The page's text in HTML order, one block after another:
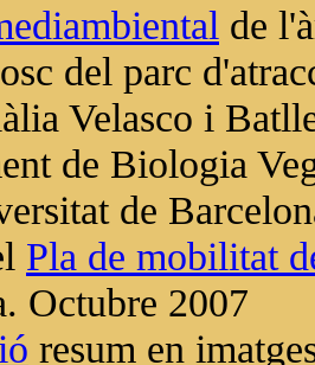
de
del parc
Velasco i
de Biologia
de
Pla de mobilitat
Octubre 2007
resum en